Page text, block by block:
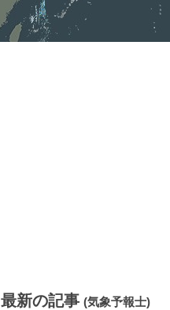
最新の記事 (気象予報士)